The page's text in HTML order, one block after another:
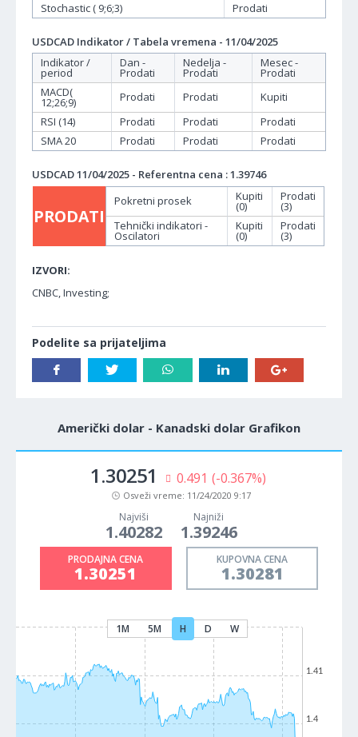
Stochastic ( 9;6;3)
Prodati
USDCAD Indikator / Tabela vremena - 11/04/2025
Indikator /
period
Dan -
Prodati
Nedelja -
Prodati
Mesec -
Prodati
MACD(
12;26;9) Prodati Prodati
Kupiti
RSI (14)
Prodati Prodati
Prodati
SMA 20
Prodati Prodati Prodati
USDCAD 11/04/2025 - Referentna cena : 1.39746
PRODATI
Pokretni prosek Kupiti
(0)
Prodati
(3)
Tehnički indikatori -
Oscilatori
Kupiti
(0)
Prodati
(3)
IZVORI:
CNBC, Investing;
Podelite sa prijateljima
Američki dolar - Kanadski dolar Grafikon
1.30251 0.491 (-0.367%)
Osveži vreme: 11/24/2020 9:17
Najviši
1.40282
Najniži
1.39246
PRODAJNA CENA
1.30251
KUPOVNA CENA
1.30281
1M 5M H D W
1.4
1.41